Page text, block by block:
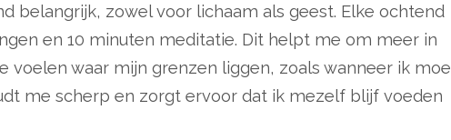
belangrijk, zowel voor lichaam als geest. Elke ochtend
en 10 minuten meditatie. Dit helpt me om meer in
waar mijn grenzen liggen, zoals wanneer ik moe
me scherp en zorgt ervoor dat ik mezelf blijf voeden